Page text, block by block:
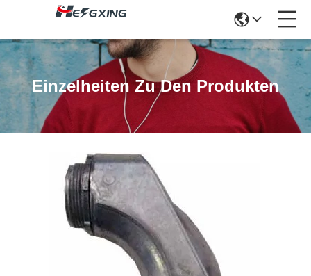
Einzelheiten Zu Den Produkten